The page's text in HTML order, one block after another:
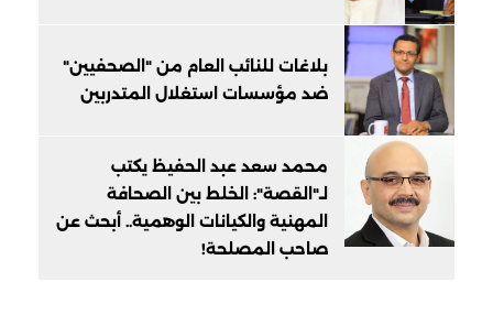
بلاغات للنائب العام من "الصحفيين"
ضد مؤسسات استغلال المتدربين
محمد سعد عبد الحفيظ يكتب
لـ"القصة": الخلط بين الصحافة
المهنية والكيانات الوهمية.. أبحث عن
صاحب المصلحة!